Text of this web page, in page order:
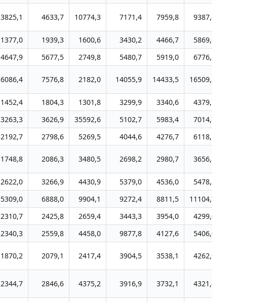
3825,1 4633,7 10774,3 7171,4 7959,8 9387,6
1377,0 1939,3 1600,6 3430,2 4466,7 5869,6
4647,9 5677,5 2749,8 5480,7 5919,0 6776,2
6086,4 7576,8 2182,0 14055,9 14433,5 16509,3
1452,4 1804,3 1301,8 3299,9 3340,6 4379,7
3263,3 3626,9 35592,6 5102,7 5983,4 7014,7
2192,7 2798,6 5269,5 4044,6 4276,7 6118,1
1748,8 2086,3 3480,5 2698,2 2980,7 3656,1
2622,0 3266,9 4430,9 5379,0 4536,0 5478,2
5309,0 6888,0 9904,1 9272,4 8811,5 11104,7
2310,7 2425,8 2659,4 3443,3 3954,0 4299,0
2340,3 2559,8 4458,0 9877,8 4127,6 5406,0
1870,2 2079,1 2417,4 3904,5 3538,1 4262,9
2344,7 2846,6 4375,2 3916,9 3732,1 4321,6